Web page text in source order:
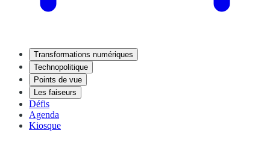
Transformations numériques
Technopolitique
Points de vue
Les faiseurs
Défis
Agenda
Kiosque